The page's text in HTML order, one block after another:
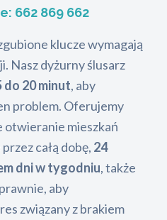
662 869 662
klucze wymagają
Nasz dyżurny ślusarz
do 20 minut, aby
problem. Oferujemy
mieszkań
całą dobę, 24
dni w tygodniu, także
aby
związany z brakiem